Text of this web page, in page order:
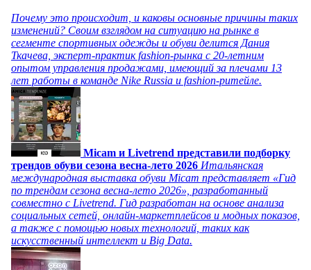
Почему это происходит, и каковы основные причины таких
изменений? Своим взглядом на ситуацию на рынке в
сегменте спортивных одежды и обуви делится Дания
Ткачева, эксперт-практик fashion-рынка с 20-летним
опытом управления продажами, имеющий за плечами 13
лет работы в команде Nike Russia и fashion-ритейле.
Micam и Livetrend представили подборку
трендов обуви сезона весна-лето 2026 Итальянская
международная выставка обуви Micam представляет «Гид
по трендам сезона весна-лето 2026», разработанный
совместно с Livetrend. Гид разработан на основе анализа
социальных сетей, онлайн-маркетплейсов и модных показов,
а также с помощью новых технологий, таких как
искусственный интеллект и Big Data.